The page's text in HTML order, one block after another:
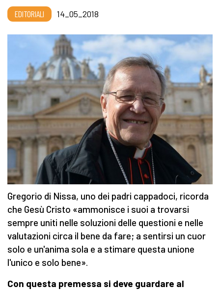
EDITORIALI 14_05_2018
Gregorio di Nissa, uno dei padri cappadoci, ricorda
che Gesù Cristo «ammonisce i suoi a trovarsi
sempre uniti nelle soluzioni delle questioni e nelle
valutazioni circa il bene da fare; a sentirsi un cuor
solo e un'anima sola e a stimare questa unione
l'unico e solo bene».
Con questa premessa si deve guardare al